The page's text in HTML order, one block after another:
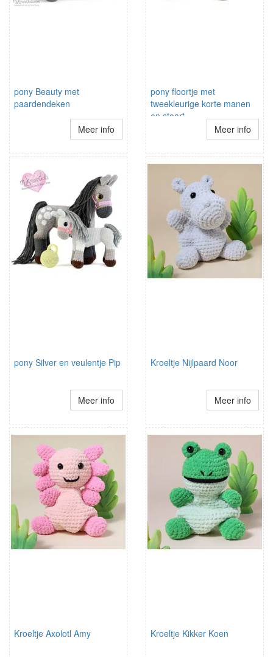
pony Beauty met
paardendeken
Meer info
pony floortje met
tweekleurige korte manen
en staart
Meer info
pony Silver en veulentje Pip
Meer info
Kroeltje Nijlpaard Noor
Meer info
Kroeltje Axolotl Amy Kroeltje Kikker Koen